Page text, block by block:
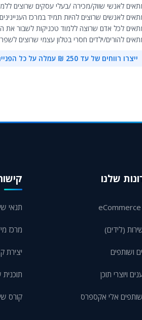
לאנשי שווק/מכירה /בעלי עסקים שרוצים
לאנשים שרוצים להיות תמיד במרכז העניינינים
לכל אדם שרוצה ללמוד טכניקות לשבור את
להורים/ילדים חסרי בטלון עצמי שרוצים
ייצרו רווחים של עד 250 ₪ עמלה על כל הפנייה מוצלחת
שלנו
(לידים)
ושותפים
ויוצרי תוכן
שותפים אלי אקספרס
תנאי
מרכז
יצירת
קורס